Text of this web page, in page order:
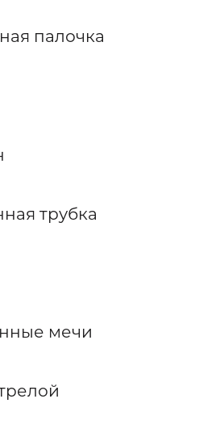
палочка
трубка
мечи